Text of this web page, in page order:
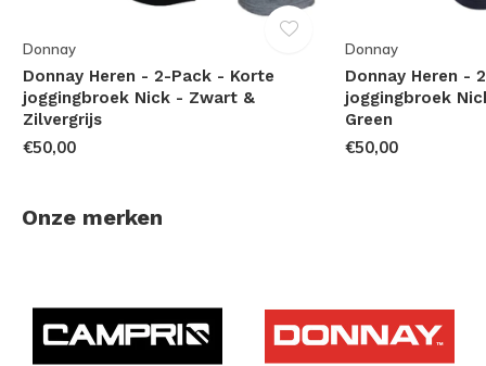
Donnay
Donnay Heren - 2-Pack - Korte
joggingbroek Nick - Zwart &
Zilvergrijs
€50,00
Donnay
Donnay Heren -
joggingbroek
Green
€50,00
Onze merken